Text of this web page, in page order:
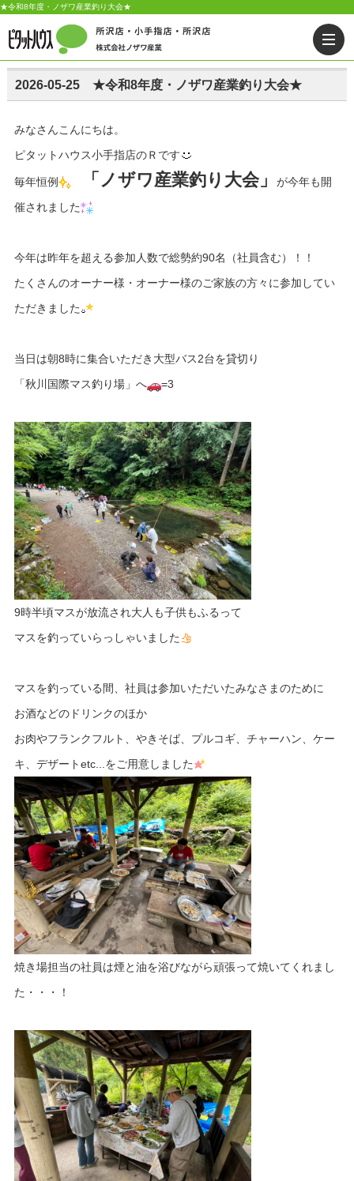
★令和8年度・ノザワ産業釣り大会★
2026-05-25 ★令和8年度・ノザワ産業釣り大会★
みなさんこんにちは。
ピタットハウス小手指店のＲです
毎年恒例 「ノザワ産業釣り大会」
が今年も開
催されました
今年は昨年を超える参加人数で総勢約90名（社員含む）！！
たくさんのオーナー様・オーナー様のご家族の方々に参加してい
ただきました
当日は朝8時に集合いただき大型バス2台を貸切り
「秋川国際マス釣り場」へ
=3
9時半頃マスが放流され大人も子供もふるって
マスを釣っていらっしゃいました
マスを釣っている間、社員は参加いただいたみなさまのために
お酒などのドリンクのほか
お肉やフランクフルト、やきそば、プルコギ、チャーハン、ケー
キ、デザートetc...をご用意しました
焼き場担当の社員は煙と油を浴びながら頑張って焼いてくれまし
た・・・！